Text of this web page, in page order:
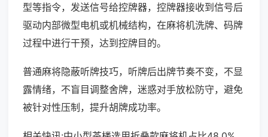
型等指令，发送信号给控牌器，控牌器接收到信号后
驱动内部微型电机或机械结构，在麻将机洗牌、码牌
过程中进行干预，达到控牌目的。
普通麻将隐蔽听牌技巧，听牌后出牌节奏不变，不显
露情绪，不盲目调整舍牌，迷惑对手放松防守，避免
被针对性压制，提升胡牌成功率。